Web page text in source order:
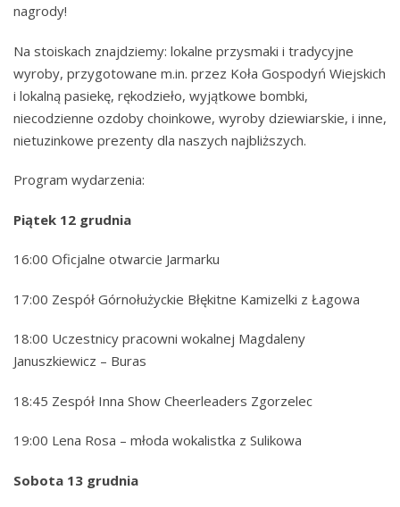
nagrody!
Na stoiskach znajdziemy: lokalne przysmaki i tradycyjne
wyroby, przygotowane m.in. przez Koła Gospodyń Wiejskich
i lokalną pasiekę, rękodzieło, wyjątkowe bombki,
niecodzienne ozdoby choinkowe, wyroby dziewiarskie, i inne,
nietuzinkowe prezenty dla naszych najbliższych.
Program wydarzenia:
Piątek 12 grudnia
16:00 Oficjalne otwarcie Jarmarku
17:00 Zespół Górnołużyckie Błękitne Kamizelki z Łagowa
18:00 Uczestnicy pracowni wokalnej Magdaleny
Januszkiewicz – Buras
18:45 Zespół Inna Show Cheerleaders Zgorzelec
19:00 Lena Rosa – młoda wokalistka z Sulikowa
Sobota 13 grudnia